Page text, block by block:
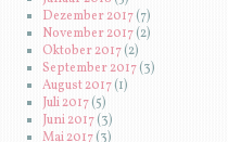
Dezember 2017(7)
November 2017(2)
Oktober 2017(2)
September 2017(3)
August 2017(1)
Juli 2017(5)
Juni 2017(3)
Mai 2017(3)